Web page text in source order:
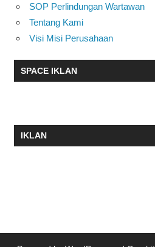
SOP Perlindungan Wartawan
Tentang Kami
Visi Misi Perusahaan
SPACE IKLAN
IKLAN